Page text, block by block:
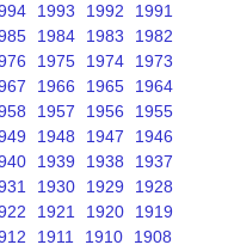
1993 1992
1991
1984 1983
1982
1975 1974
1973
1966 1965
1964
1957 1956
1955
1948 1947
1946
1939 1938
1937
1930 1929
1928
1921 1920
1919
1911 1910
1908